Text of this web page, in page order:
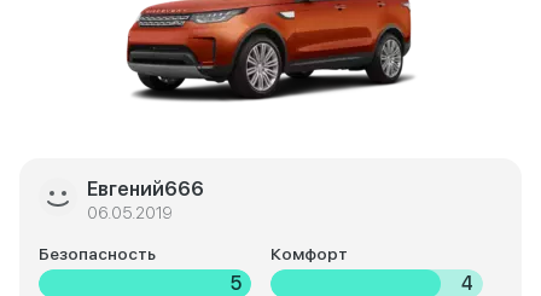
Евгений666
06.05.2019
Безопасность
5
Комфорт
4